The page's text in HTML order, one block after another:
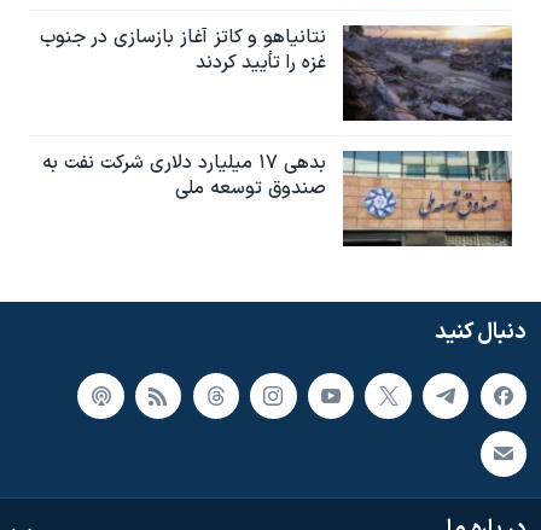
نتانیاهو و کاتز آغاز بازسازی در جنوب
غزه را تأیید کردند
بدهی ۱۷ میلیارد دلاری شرکت نفت به
صندوق توسعه ملی
دنبال کنید